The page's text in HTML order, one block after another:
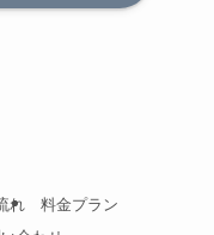
れ
料金プラン